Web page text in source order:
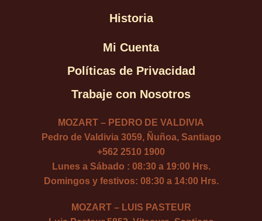
Historia
Mi Cuenta
Políticas de Privacidad
Trabaje con Nosotros
MOZART – PEDRO DE VALDIVIA
Pedro de Valdivia 3059, Ñuñoa, Santiago
+562 2510 1900
Lunes a Sábado : 08:30 a 19:00 Hrs.
Domingos y festivos: 08:30 a 14:00 Hrs.
MOZART – LUIS PASTEUR